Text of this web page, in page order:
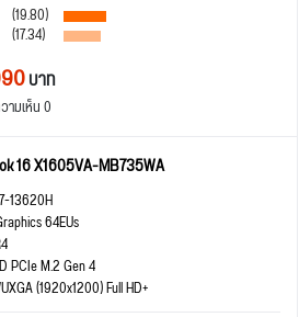
(19.80)
(17.34)
บาท
ามเห็น 0
16 X1605VA-MB735WA
13620H
64EUs
PCIe M.2 Gen 4
(1920x1200) Full HD+